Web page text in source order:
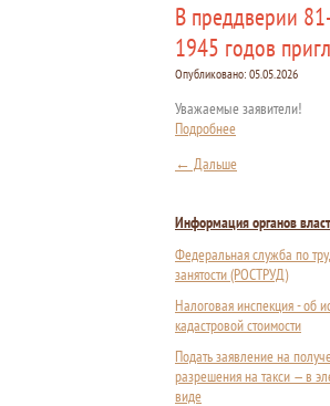
В преддверии
1945 годов
Опубликовано: 05.05.2026
Уважаемые заявители!
Подробнее
Другие
← Дальше
Информация органов
Федеральная служба по
занятости (РОСТРУД)
Налоговая инспекция - об
кадастровой стоимости
Подать заявление на
разрешения на такси — в
виде